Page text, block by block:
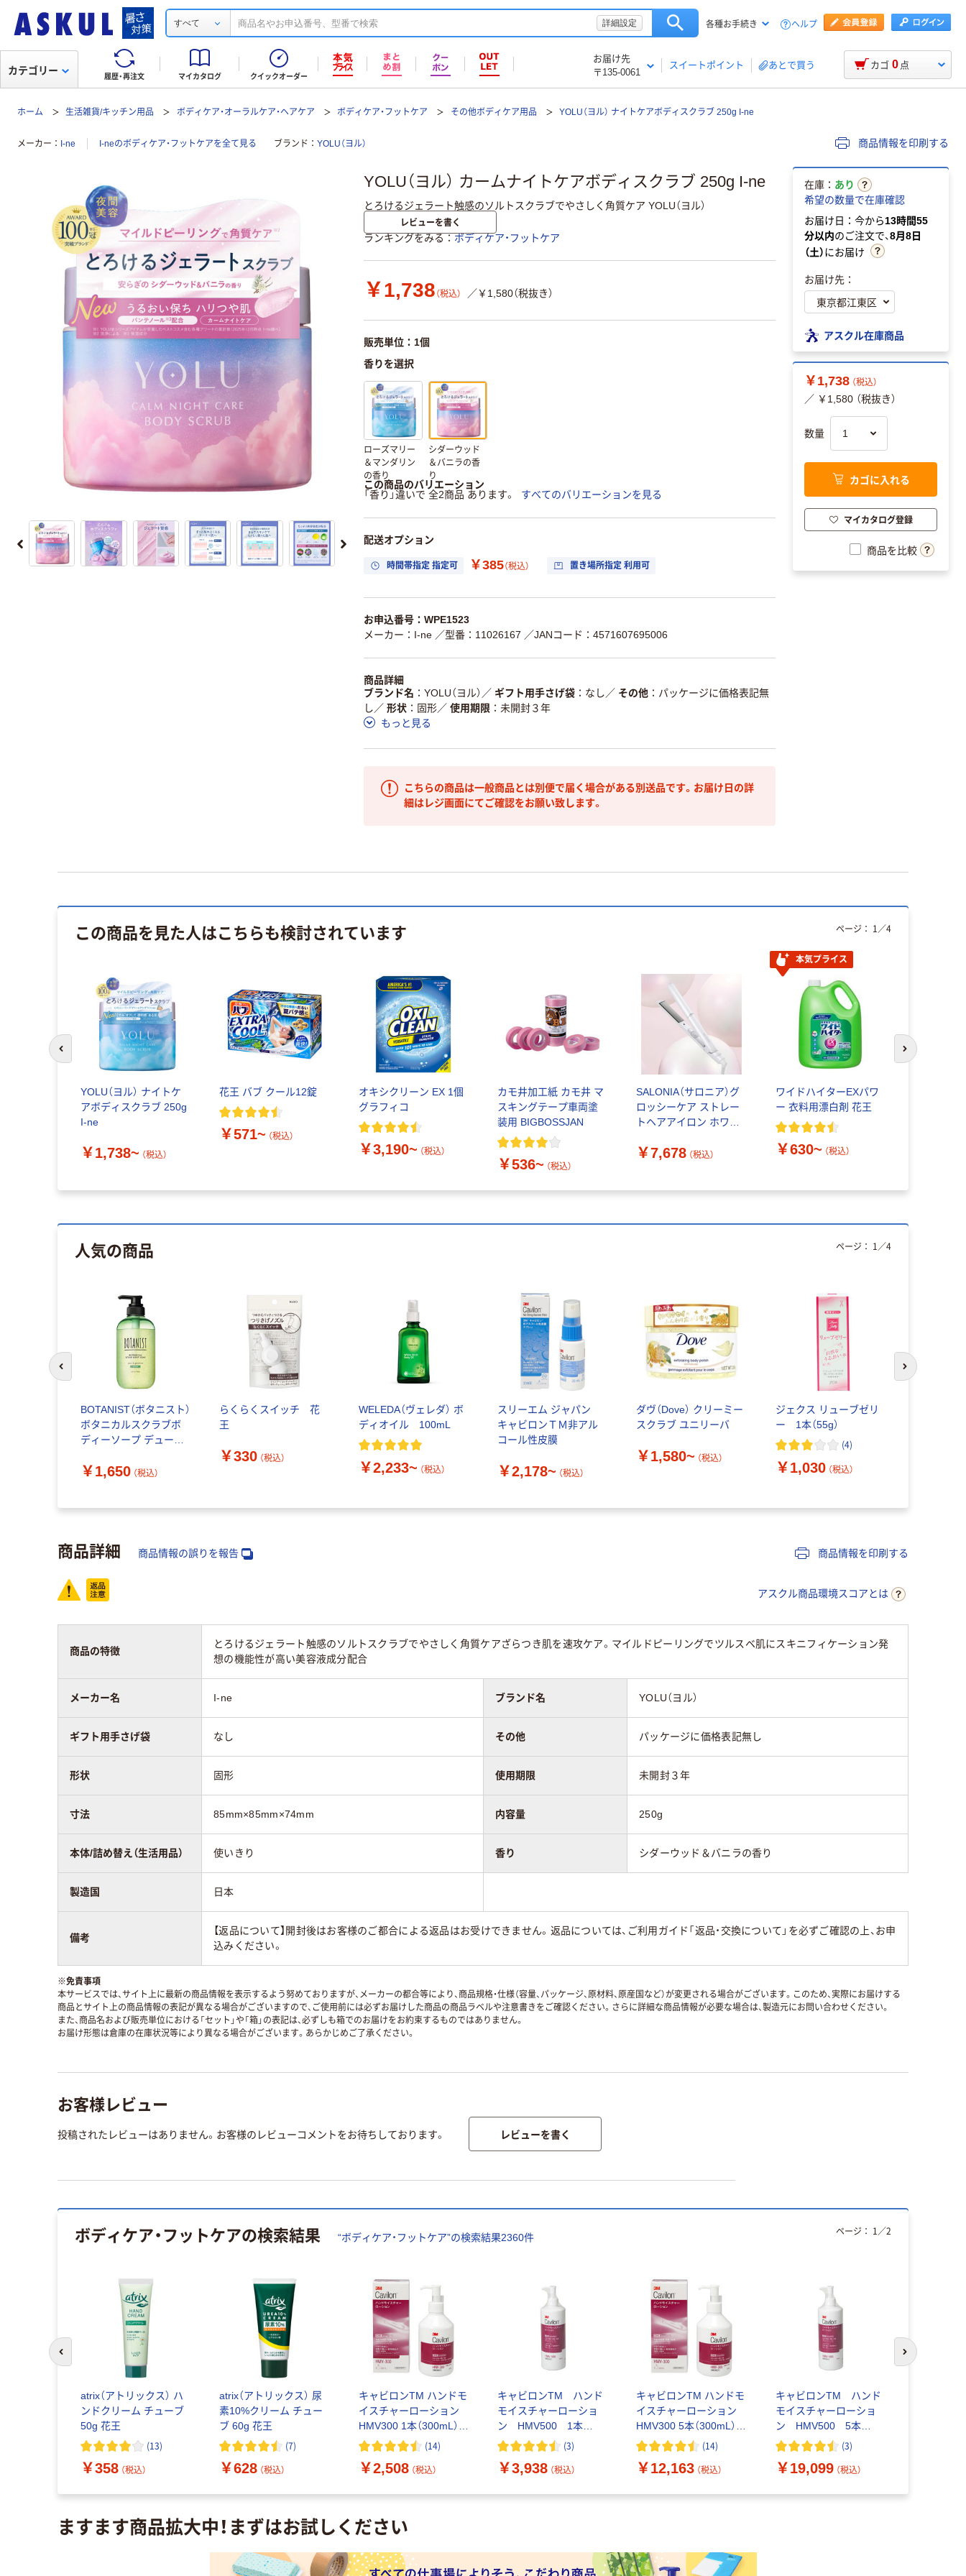
すべて 詳細設定 各種お手続き ヘルプ
履歴・再注文 マイカタログ クイックオーダー
お届け先
〒135-0061
スイートポイント あとで買う
カテゴリー カゴ 0 点
ホーム 生活雑貨/キッチン用品 ボディケア・オーラルケア・ヘアケア ボディケア・フットケア その他ボディケア用品 YOLU（ヨル） ナイトケアボディスクラブ 250g I-ne
メーカー I-ne I-neのボディケア・フットケアを全て見る ブランド YOLU（ヨル） 商品情報を印刷する
YOLU（ヨル） カームナイトケアボディスクラブ 250g I-ne
とろけるジェラート触感のソルトスクラブでやさしく角質ケア YOLU（ヨル）
レビューを書く
ランキングをみる ボディケア・フットケア
￥1,738 （税込） ／￥1,580（税抜き）
販売単位：1個
香りを選択
ローズマリー
＆マンダリン
の香り
シダーウッド
＆バニラの香
り
この商品のバリエーション
「香り」違いで 全2商品 あります。
すべてのバリエーションを見る
配送オプション
時間帯指定 指定可 ￥385（税込） 置き場所指定 利用可
お申込番号：WPE1523
メーカー：I-ne ／型番：11026167 ／JANコード：4571607695006
商品詳細
ブランド名
YOLU（ヨル） ／ ギフト用手さげ袋 なし ／ その他
パッケージに価格表記無
し ／ 形状 固形／ 使用期限
未開封３年
もっと見る
こちらの商品は一般商品とは別便で届く場合がある別送品です。お届け日の詳
細はレジ画面にてご確認をお願い致します。
在庫： あり
希望の数量で在庫確認
お届け日：今から13時間55
分以内のご注文で、8月8日
（土）にお届け
お届け先：
アスクル在庫商品
￥1,738 （税込）
／ ￥1,580 （税抜き）
数量
カゴに入れる
マイカタログ登録
商品を比較
この商品を見た人はこちらも検討されています
YOLU（ヨル） ナイトケ
アボディスクラブ 250g
I-ne
￥1,738~ （税込）
花王 バブ クール12錠
￥571~ （税込）
オキシクリーン EX 1個
グラフィコ
￥3,190~ （税込）
カモ井加工紙 カモ井 マ
スキングテープ車両塗
装用 BIGBOSSJAN
￥536~ （税込）
SALONIA（サロニア）グ
ロッシーケア ストレー
トヘアアイロン ホワイ
￥7,678 （税込）
本気プライス
ワイドハイターEXパワ
ー 衣料用漂白剤 花王
￥630~ （税込）
ページ： 1 ／4
前のスライドへ 次のスライド
人気の商品
BOTANIST（ボタニスト）
ボタニカルスクラブボ
ディーソープ デューイ
￥1,650 （税込）
らくらくスイッチ 花
王
￥330 （税込）
WELEDA（ヴェレダ） ボ
ディオイル 100mL
￥2,233~ （税込）
スリーエム ジャパン
キャビロンＴＭ非アル
コール性皮膜
￥2,178~ （税込）
ダヴ（Dove） クリーミー
スクラブ ユニリーバ
￥1,580~ （税込）
ジェクス リューブゼリ
ー 1本（55g）
(4)
￥1,030 （税込）
ページ： 1 ／4
次のスライド
商品詳細 商品情報の誤りを報告 商品情報を印刷する
アスクル商品環境スコアとは
商品の特徴
とろけるジェラート触感のソルトスクラブでやさしく角質ケアざらつき肌を速攻ケア。マイルドピーリングでツルスベ肌にスキニフィケーション発
想の機能性が高い美容液成分配合
メーカー名 I-ne ブランド名 YOLU（ヨル）
ギフト用手さげ袋 なし その他 パッケージに価格表記無し
形状 固形 使用期限 未開封３年
寸法 85mm×85mm×74mm 内容量 250g
本体/詰め替え（生活用品） 使いきり 香り シダーウッド＆バニラの香り
製造国 日本
備考
【返品について】開封後はお客様のご都合による返品はお受けできません。返品については、ご利用ガイド「返品・交換について」を必ずご確認の上、お申
込みください。
※免責事項
本サービスでは、サイト上に最新の商品情報を表示するよう努めておりますが、メーカーの都合等により、商品規格・仕様（容量、パッケージ、原材料、原産国など）が変更される場合がございます。このため、実際にお届けする
商品とサイト上の商品情報の表記が異なる場合がございますので、ご使用前には必ずお届けした商品の商品ラベルや注意書きをご確認ください。さらに詳細な商品情報が必要な場合は、製造元にお問い合わせください。
また、商品名および販売単位における「セット」や「箱」の表記は、必ずしも箱でのお届けをお約束するものではありません。
お届け形態は倉庫の在庫状況等により異なる場合がございます。あらかじめご了承ください。
お客様レビュー
投稿されたレビューはありません。お客様のレビューコメントをお待ちしております。 レビューを書く
ボディケア・フットケアの検索結果 “ボディケア・フットケア”の検索結果2360件
atrix（アトリックス） ハ
ンドクリーム チューブ
50g 花王
(13)
￥358 （税込）
atrix（アトリックス） 尿
素10%クリーム チュー
ブ 60g 花王
(7)
￥628 （税込）
キャビロンTM ハンドモ
イスチャーローション
HMV300 1本（300mL）
スリーエム
(14)
￥2,508 （税込）
キャビロンTM ハンド
モイスチャーローショ
ン HMV500 1本
（500mL） スリーエム
(3)
￥3,938 （税込）
キャビロンTM ハンドモ
イスチャーローション
HMV300 5本（300mL）
スリーエム
(14)
￥12,163 （税込）
キャビロンTM ハンド
モイスチャーローショ
ン HMV500 5本
（500mL） スリーエム
(3)
￥19,099 （税込）
ページ： 1 ／2
次のスライド
ますます商品拡大中！まずはお試しください